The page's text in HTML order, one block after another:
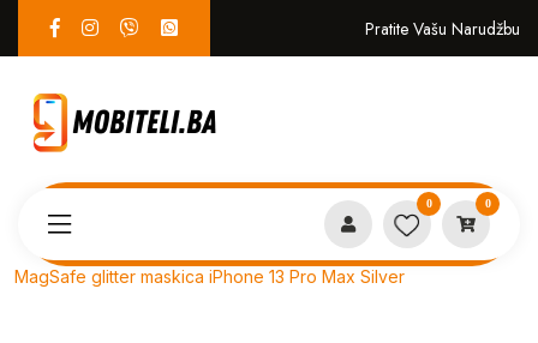
Pratite Vašu Narudžbu
0 0
MagSafe glitter maskica iPhone 13 Pro Max Silver